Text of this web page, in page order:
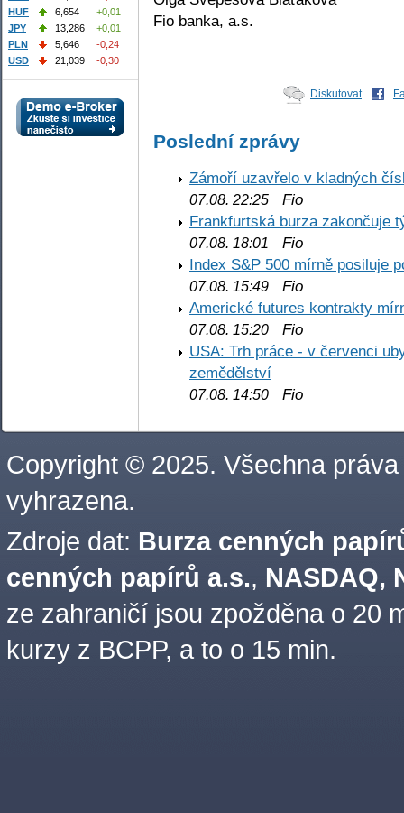
Fio banka, a.s.
Diskutovat
Poslední zprávy
Zámoří uzavřelo v kladných
07.08. 22:25 Fio
Frankfurtská burza zakončuje
07.08. 18:01
Fio
Index S&P 500 mírně posiluje
07.08. 15:49 Fio
Americké futures kontrakty
07.08. 15:20 Fio
USA: Trh práce - v červenci
zemědělství
07.08. 14:50 Fio
HUF
6,654
+0,01
JPY
13,286
+0,01
PLN
5,646
-0,24
USD
21,039 -0,30
Copyright © 2025. Všechna práva
vyhrazena.
Zdroje dat: Burza cenných
cenných papírů a.s., NASDAQ,
ze zahraničí jsou zpožděna o 20
kurzy z BCPP, a to o 15 min.